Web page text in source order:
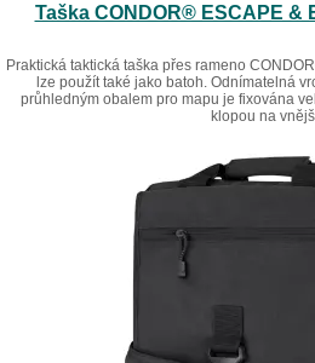
Taška CONDOR® ESCAPE &
Praktická taktická taška přes rameno
lze použít také jako batoh. Odnímatelná
průhledným obalem pro mapu je fixována
klopou na